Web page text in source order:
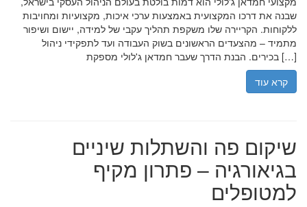
שבנה את דרכו המקצועית באמצעות ערכי איכות, מקצועיות ומחויבות
ללקוחות. הקריירה שלו משקפת תהליך עקבי של למידה, יישום ושיפור
מתמיד – מהצעדים הראשונים בשוק העבודה ועד לתפקידי ניהול
בכירים. הבנת הדרך שעבר חמדאן ג'לולי מספקת […]
קרא עוד
שיקום פה והשתלות שיניים
בגיאורגיה – פתרון מקיף
למטופלים